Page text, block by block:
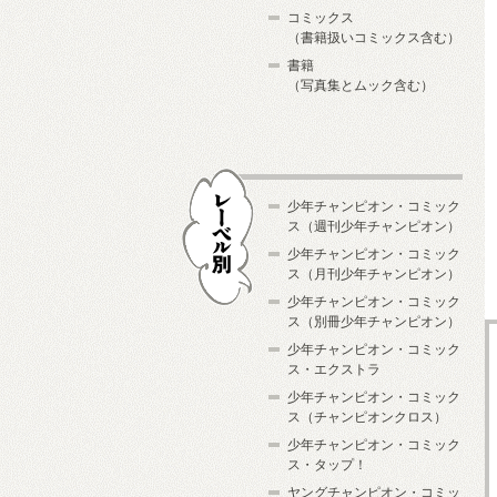
コミックス
（書籍扱いコミックス含む）
書籍
（写真集とムック含む）
少年チャンピオン・コミック
ス（週刊少年チャンピオン）
少年チャンピオン・コミック
ス（月刊少年チャンピオン）
少年チャンピオン・コミック
ス（別冊少年チャンピオン）
少年チャンピオン・コミック
ス・エクストラ
少年チャンピオン・コミック
ス（チャンピオンクロス）
少年チャンピオン・コミック
ス・タップ！
ヤングチャンピオン・コミッ